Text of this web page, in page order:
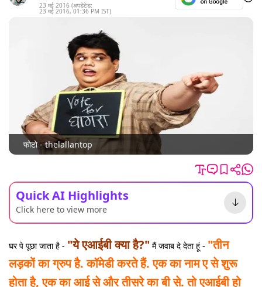
23 मई 2016 (अपडेटेड:
23 मई 2016, 01:36 PM IST)
फोटो - thelallantop
Quick AI Highlights
Click here to view more
घर पे पूछा जाता है - "ये एआईबी क्या है?" मैं जवाब दे देता हूं - "तीन
लड़कों का ग्रुप है. कॉमेडी करते हैं. एक का नाम ए से शुरू
होता है, एक का आई से और तीसरे का बी से. तो एआईबी हो